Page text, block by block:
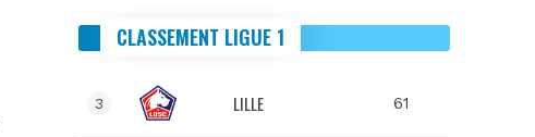
CLASSEMENT LIGUE 1
3 LILLE 61